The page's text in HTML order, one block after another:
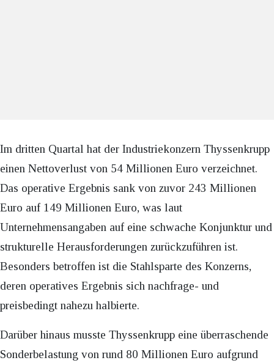
Im dritten Quartal hat der Industriekonzern Thyssenkrupp
einen Nettoverlust von 54 Millionen Euro verzeichnet.
Das operative Ergebnis sank von zuvor 243 Millionen
Euro auf 149 Millionen Euro, was laut
Unternehmensangaben auf eine schwache Konjunktur und
strukturelle Herausforderungen zurückzuführen ist.
Besonders betroffen ist die Stahlsparte des Konzerns,
deren operatives Ergebnis sich nachfrage- und
preisbedingt nahezu halbierte.
Darüber hinaus musste Thyssenkrupp eine überraschende
Sonderbelastung von rund 80 Millionen Euro aufgrund